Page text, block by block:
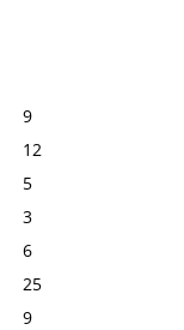
9
12
5
3
6
25
9